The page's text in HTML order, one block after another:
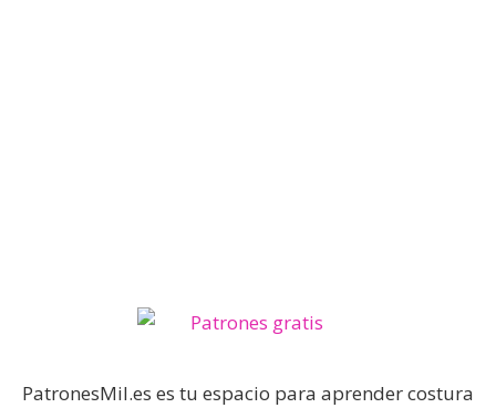
PatronesMil.es es tu espacio para aprender costura